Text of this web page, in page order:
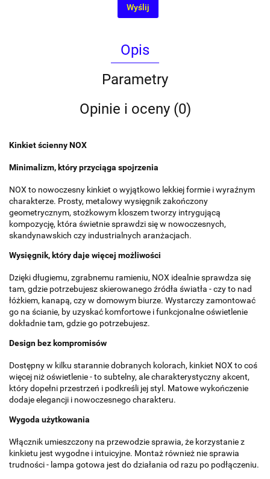
Wyślij
Opis
Parametry
Opinie i oceny (0)
Kinkiet ścienny NOX
Minimalizm, który przyciąga spojrzenia
NOX to nowoczesny kinkiet o wyjątkowo lekkiej formie i wyraźnym
charakterze. Prosty, metalowy wysięgnik zakończony
geometrycznym, stożkowym kloszem tworzy intrygującą
kompozycję, która świetnie sprawdzi się w nowoczesnych,
skandynawskich czy industrialnych aranżacjach.
Wysięgnik, który daje więcej możliwości
Dzięki długiemu, zgrabnemu ramieniu, NOX idealnie sprawdza się
tam, gdzie potrzebujesz skierowanego źródła światła - czy to nad
łóżkiem, kanapą, czy w domowym biurze. Wystarczy zamontować
go na ścianie, by uzyskać komfortowe i funkcjonalne oświetlenie
dokładnie tam, gdzie go potrzebujesz.
Design bez kompromisów
Dostępny w kilku starannie dobranych kolorach, kinkiet NOX to coś
więcej niż oświetlenie - to subtelny, ale charakterystyczny akcent,
który dopełni przestrzeń i podkreśli jej styl. Matowe wykończenie
dodaje elegancji i nowoczesnego charakteru.
Wygoda użytkowania
Włącznik umieszczony na przewodzie sprawia, że korzystanie z
kinkietu jest wygodne i intuicyjne. Montaż również nie sprawia
trudności - lampa gotowa jest do działania od razu po podłączeniu.